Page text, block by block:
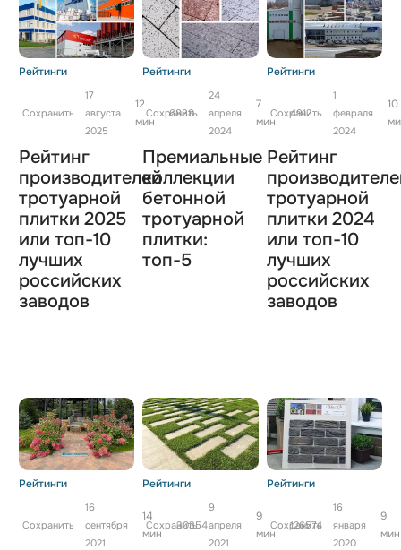
Рейтинги
Сохранить
17
августа
2025
12
мин
6888
Рейтинг
производителей
тротуарной
плитки 2025
или топ-10
лучших
российских
заводов
Рейтинги
Сохранить
24
апреля
2024
7
мин
4912
Премиальные
коллекции
бетонной
тротуарной
плитки:
топ-5
Рейтинги
Сохранить
1
февраля
2024
10
Рейтинг
тротуарной
плитки 2024
или топ-10
лучших
российских
заводов
Рейтинги
Сохранить
16
сентября
2021
14
мин
30354
Рейтинги
Сохранить
9
апреля
2021
9
мин
126574
Рейтинги
Сохранить
16
января
2020
9
мин